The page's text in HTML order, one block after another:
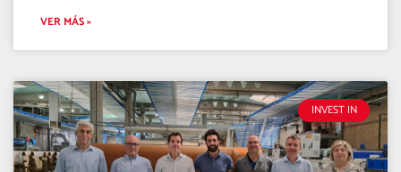
VER MÁS »
INVEST IN